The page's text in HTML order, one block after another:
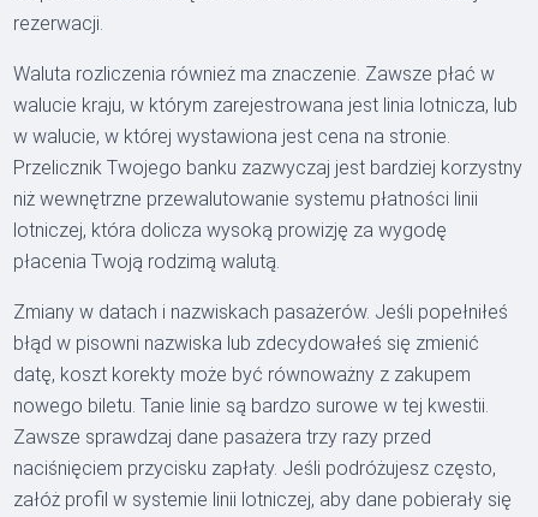
rezerwacji.
Waluta rozliczenia również ma znaczenie. Zawsze płać w
walucie kraju, w którym zarejestrowana jest linia lotnicza, lub
w walucie, w której wystawiona jest cena na stronie.
Przelicznik Twojego banku zazwyczaj jest bardziej korzystny
niż wewnętrzne przewalutowanie systemu płatności linii
lotniczej, która dolicza wysoką prowizję za wygodę
płacenia Twoją rodzimą walutą.
Zmiany w datach i nazwiskach pasażerów. Jeśli popełniłeś
błąd w pisowni nazwiska lub zdecydowałeś się zmienić
datę, koszt korekty może być równoważny z zakupem
nowego biletu. Tanie linie są bardzo surowe w tej kwestii.
Zawsze sprawdzaj dane pasażera trzy razy przed
naciśnięciem przycisku zapłaty. Jeśli podróżujesz często,
załóż profil w systemie linii lotniczej, aby dane pobierały się